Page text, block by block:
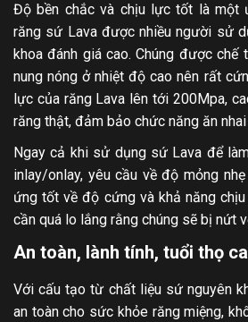
Độ bền chắc và chịu lực tốt là một
răng sứ Lava được nhiều người sử
khoa đánh giá cao. Chúng được
nung nóng ở nhiệt độ cao nên rất
lực của răng Lava lên tới 200Mpa,
răng thật, đảm bảo chức năng ăn
Ngay cả khi sử dụng sứ Lava để
inlay/onlay, yêu cầu về độ mỏng
ứng tốt về độ cứng và khả năng
cần quá lo lắng rằng chúng sẽ bị nứt
An toàn, lành tính, tuổi thọ
Với cấu tạo từ chất liệu sứ nguyên
an toàn cho sức khỏe răng miệng,